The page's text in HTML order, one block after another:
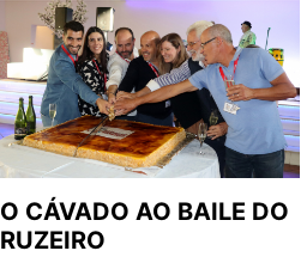
PORTO:
QUATRO
GAIENSES
SEGUEM
EM
FRENTE
CÁVADO AO BAILE DO